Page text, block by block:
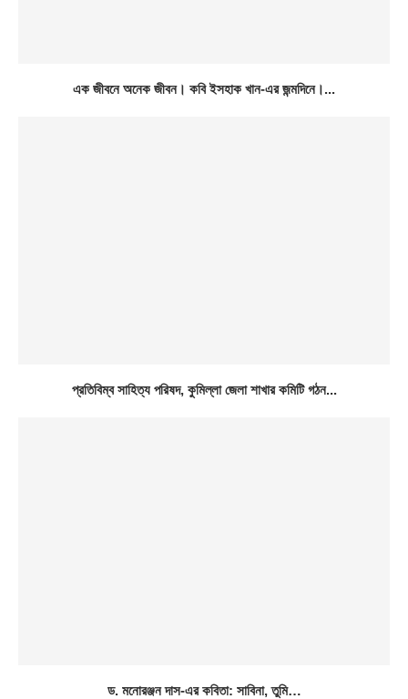
এক জীবনে অনেক জীবন। কবি ইসহাক খান-এর জন্মদিনে।...
প্রতিবিম্ব সাহিত্য পরিষদ, কুমিল্লা জেলা শাখার কমিটি গঠন...
ড. মনোরঞ্জন দাস-এর কবিতা: সাবিনা, তুমি…